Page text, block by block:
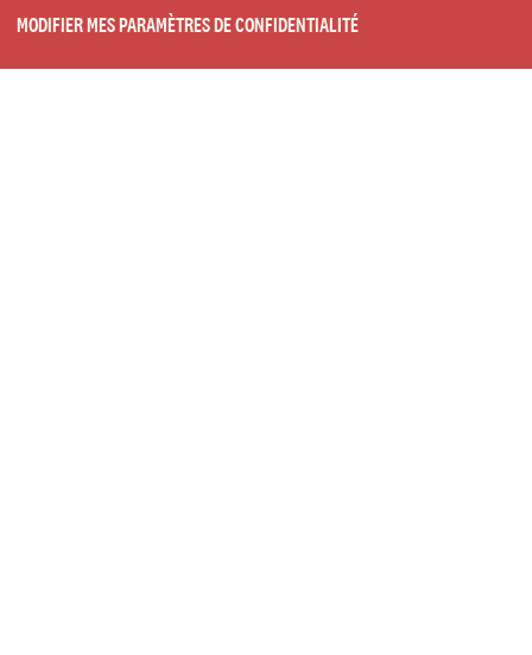
MODIFIER MES PARAMÈTRES DE CONFIDENTIALITÉ